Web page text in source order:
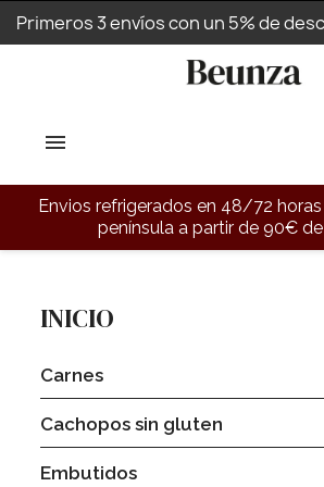
Primeros 3 envíos con un 5% de
Envios refrigerados en 48/72
península a partir de 90€
INICIO
Carnes
Cachopos sin gluten
Embutidos